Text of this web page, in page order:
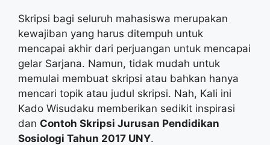
Skripsi bagi seluruh mahasiswa merupakan
kewajiban yang harus ditempuh untuk
mencapai akhir dari perjuangan untuk mencapai
gelar Sarjana. Namun, tidak mudah untuk
memulai membuat skripsi atau bahkan hanya
mencari topik atau judul skripsi. Nah, Kali ini
Kado Wisudaku memberikan sedikit inspirasi
dan Contoh Skripsi Jurusan Pendidikan
Sosiologi Tahun 2017 UNY.